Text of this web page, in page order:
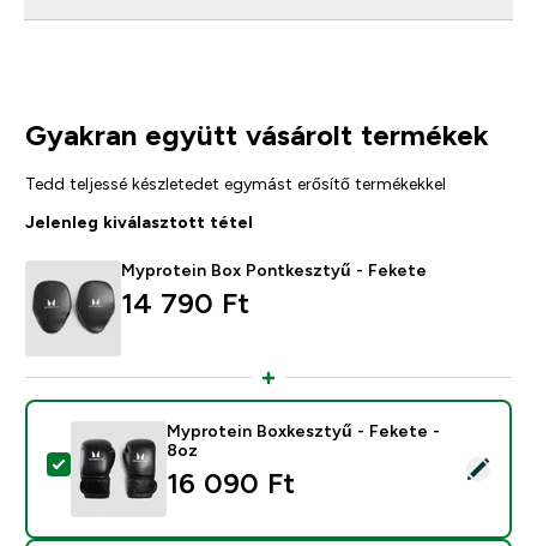
Gyakran együtt vásárolt termékek
Tedd teljessé készletedet egymást erősítő termékekkel
Jelenleg kiválasztott tétel
Myprotein Box Pontkesztyű - Fekete
14 790 Ft‎
Termék kiválasztása - Myprotein Boxkesztyű - Fekete
Myprotein Boxkesztyű - Fekete -
8oz
16 090 Ft‎